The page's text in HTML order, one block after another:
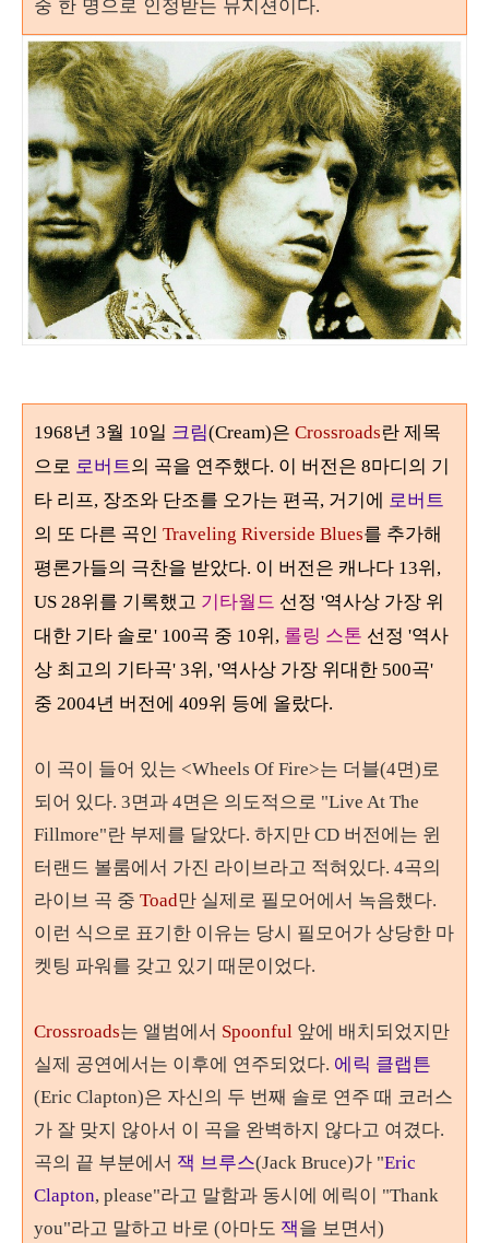
중 한 명으로 인정받는 뮤지션이다.
1968년 3월 10일 크림(Cream)은 Crossroads란 제목
으로 로버트의 곡을 연주했다. 이 버전은 8마디의 기
타 리프, 장조와 단조를 오가는 편곡, 거기에 로버트
의 또 다른 곡인 Traveling Riverside Blues를 추가해
평론가들의 극찬을 받았다. 이 버전은 캐나다 13위,
US 28위를 기록했고 기타월드 선정 '역사상 가장 위
대한 기타 솔로' 100곡 중 10위, 롤링 스톤 선정 '역사
상 최고의 기타곡' 3위, '역사상 가장 위대한 500곡'
중 2004년 버전에 409위 등에 올랐다.
이 곡이 들어 있는 <Wheels Of Fire>는 더블(4면)로
되어 있다. 3면과 4면은 의도적으로 "Live At The
Fillmore"란 부제를 달았다. 하지만 CD 버전에는 윈
터랜드 볼룸에서 가진 라이브라고 적혀있다. 4곡의
라이브 곡 중 Toad만 실제로 필모어에서 녹음했다.
이런 식으로 표기한 이유는 당시 필모어가 상당한 마
켓팅 파워를 갖고 있기 때문이었다.
Crossroads는 앨범에서 Spoonful 앞에 배치되었지만
실제 공연에서는 이후에 연주되었다. 에릭 클랩튼
(Eric Clapton)은 자신의 두 번째 솔로 연주 때 코러스
가 잘 맞지 않아서 이 곡을 완벽하지 않다고 여겼다.
곡의 끝 부분에서 잭 브루스(Jack Bruce)가 "Eric
Clapton, please"라고 말함과 동시에 에릭이 "Thank
you"라고 말하고 바로 (아마도 잭을 보면서)